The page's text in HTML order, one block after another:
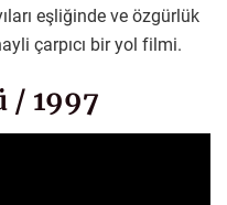
eşliğinde ve özgürlük
çarpıcı bir yol filmi.
/ 1997